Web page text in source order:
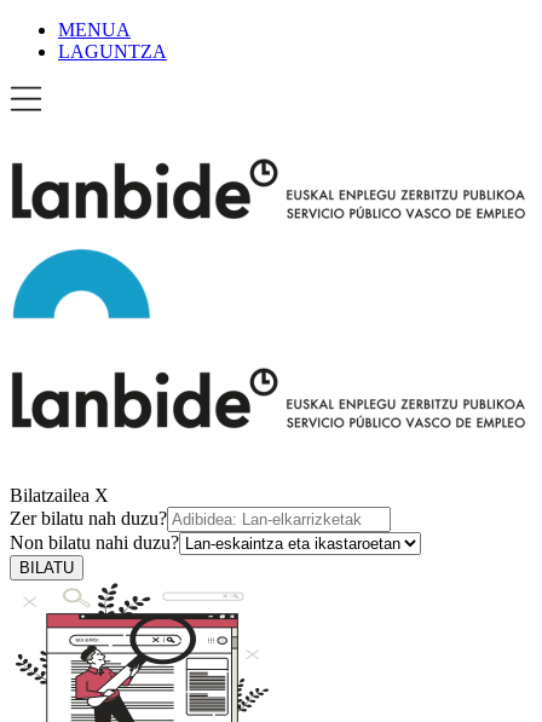
MENUA
LAGUNTZA
Bilatzailea X
Zer bilatu nah duzu?
Non bilatu nahi duzu?
BILATU